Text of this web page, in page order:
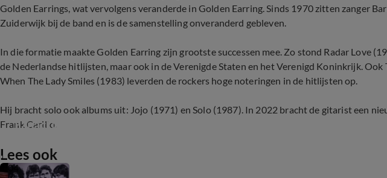
Golden Earrings, wat vervolgens veranderde in Golden Earring. Sinds 1970 zitten zanger
Zuiderwijk bij de band en is de samenstelling onveranderd gebleven.
In die formatie maakte Golden Earring zijn grootste successen mee. Zo stond Radar Love
de Nederlandse hitlijsten, maar ook in de Verenigde Staten en het Verenigd Koninkrijk.
When The Lady Smiles (1983) leverden de rockers hoge noteringen in de hitlijsten op.
Hij bracht solo ook albums uit: Jojo (1971) en Solo (1987). In 2022 bracht de gitarist een
Frank Carillo.
1:04
Fanactie voor George Kooymans na diagnose ALS
Lees ook